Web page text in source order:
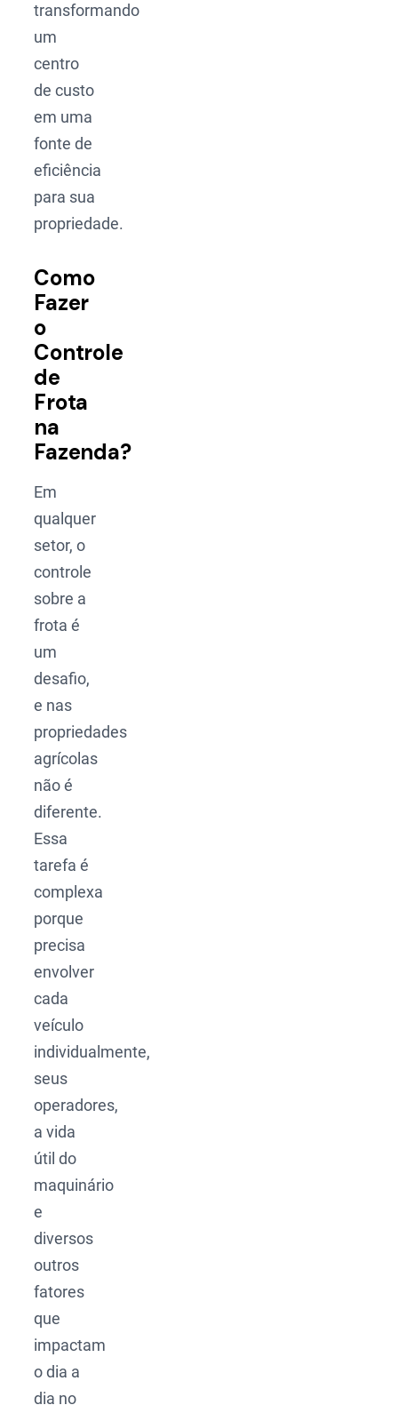
transformando
um
centro
de custo
em uma
fonte de
eficiência
para sua
propriedade.
Como
Fazer
o
Controle
de
Frota
na
Fazenda?
Em
qualquer
setor, o
controle
sobre a
frota é
um
desafio,
e nas
propriedades
agrícolas
não é
diferente.
Essa
tarefa é
complexa
porque
precisa
envolver
cada
veículo
individualmente,
seus
operadores,
a vida
útil do
maquinário
e
diversos
outros
fatores
que
impactam
o dia a
dia no